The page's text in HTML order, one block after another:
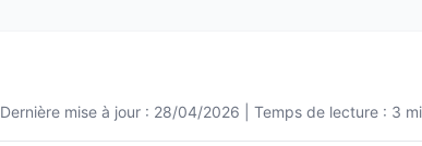
Dernière mise à jour : 28/04/2026 | Temps de lecture : 3